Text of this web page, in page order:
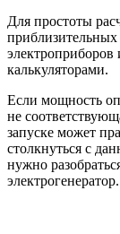
Для простоты
калькуляторами.
Если мощность
не
запуске может
столкнуться с
нужно
электрогенератор.